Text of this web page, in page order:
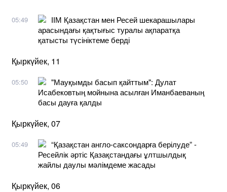
05:49
ІІМ Қазақстан мен Ресей шекарашылары
арасындағы қақтығыс туралы ақпаратқа
қатысты түсініктеме берді
Қыркүйек, 11
05:50
"Мауқымды басып қайттым": Дулат
Исабековтың мойнына асылған Иманбаеваның
басы дауға қалды
Қыркүйек, 07
05:49
“Қазақстан англо-саксондарға берілуде” -
Ресейлік әртіс Қазақстандағы ұлтшылдық
жайлы даулы мәлімдеме жасады
Қыркүйек, 06